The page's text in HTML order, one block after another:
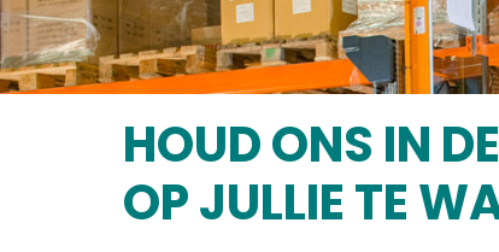
HOUD ONS IN
OP JULLIE TE